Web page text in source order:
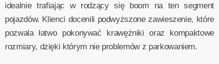
idealnie trafiając w rodzący się boom na ten segment
pojazdów. Klienci docenili podwyższone zawieszenie, które
pozwala łatwo pokonywać krawężniki oraz kompaktowe
rozmiary, dzięki którym nie problemów z parkowaniem.